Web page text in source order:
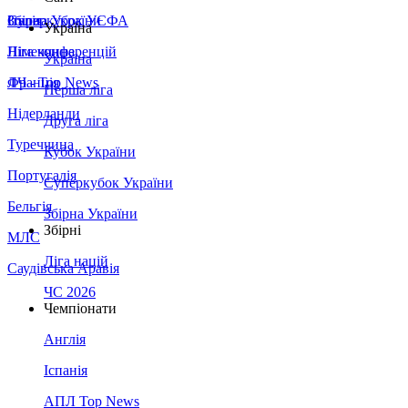
Збірна України
Італія
Німеччина
Франція
Нідерланди
Туреччина
Португалія
Бельгія
МЛС
Саудівська Аравія
Суперкубок УЄФА
Ліга конференцій
ЛЧ - Top News
Україна
Україна
Перша ліга
Друга ліга
Кубок України
Суперкубок України
Збірна України
Збірні
Ліга націй
ЧС 2026
Чемпіонати
Англія
Іспанія
АПЛ Top News